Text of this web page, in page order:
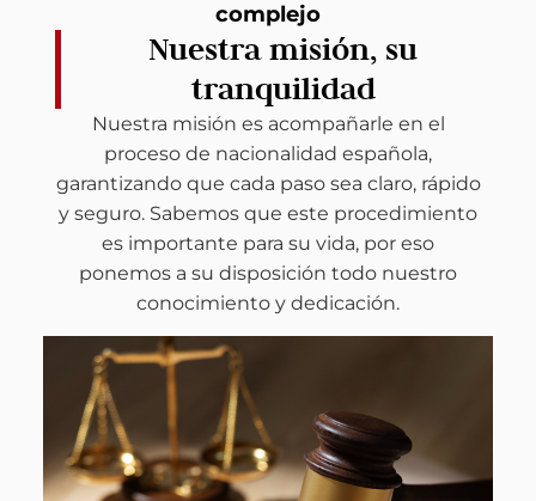
complejo
Nuestra misión, su
tranquilidad
Nuestra misión es acompañarle en el
proceso de nacionalidad española,
garantizando que cada paso sea claro, rápido
y seguro. Sabemos que este procedimiento
es importante para su vida, por eso
ponemos a su disposición todo nuestro
conocimiento y dedicación.